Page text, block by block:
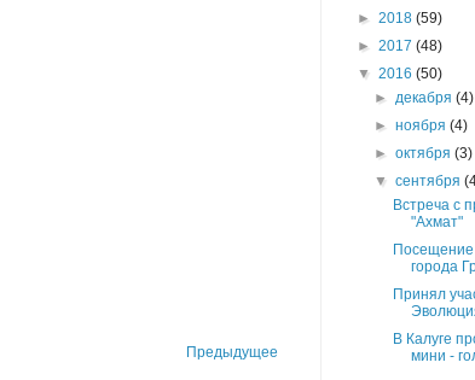
Предыдущее
► 2018 (59)
► 2017 (48)
▼ 2016 (50)
► декабря(4)
►ноября(4)
►октября(3)
▼сентября
Встреча с
"Ахмат"
Посещение
города
Принял
В Калуге
мини -